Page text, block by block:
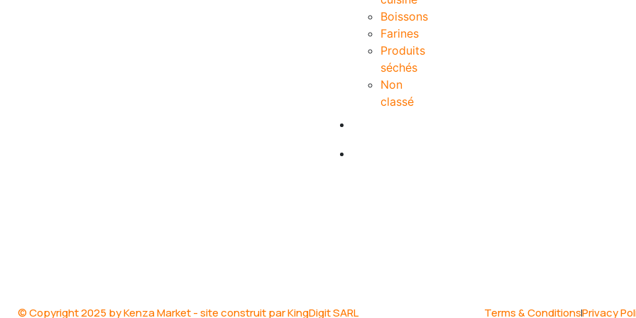
Boissons
Farines
Produits
séchés
Non
classé
© Copyright 2025 by Kenza Market - site construit par KingDigit SARL Terms & ConditionsPrivacy